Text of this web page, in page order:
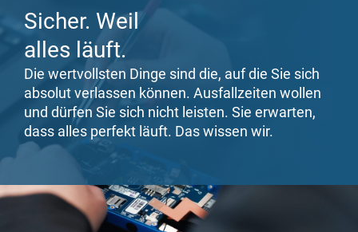
Sicher. Weil
alles läuft.
Die wertvollsten Dinge sind die, auf die Sie sich
absolut verlassen können. Ausfallzeiten wollen
und dürfen Sie sich nicht leisten. Sie erwarten,
dass alles perfekt läuft. Das wissen wir.